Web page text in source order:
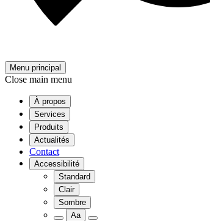
Menu principal
Close main menu
À propos
Services
Produits
Actualités
Contact
Accessibilité
Standard
Clair
Sombre
Aa